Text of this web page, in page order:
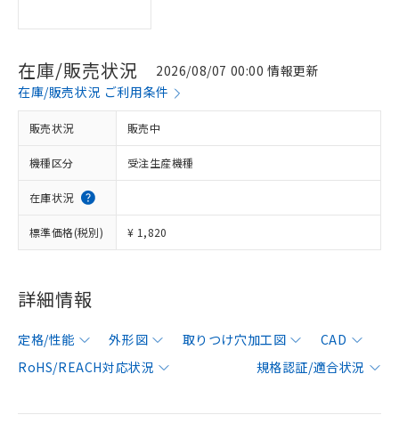
在庫/販売状況
2026/08/07 00:00 情報更新
在庫/販売状況 ご利用条件
販売状況 販売中
機種区分 受注生産機種
在庫状況
標準価格(税別) ¥ 1,820
詳細情報
定格/性能 外形図 取りつけ穴加工図
CAD
RoHS/REACH対応状況
規格認証/適合状況